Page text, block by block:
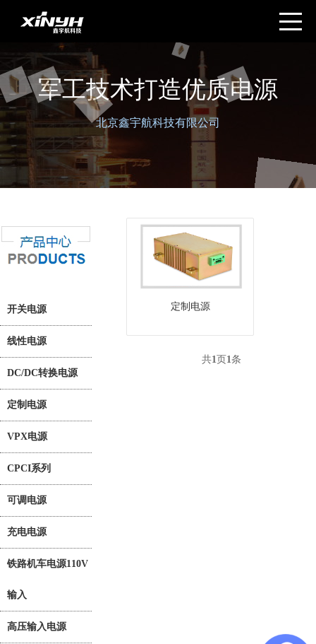
军工技术打造优质电源
北京鑫宇航科技有限公司
开关电源
线性电源
DC/DC转换电源
定制电源
VPX电源
CPCI系列
可调电源
充电电源
铁路机车电源110V
输入
高压输入电源
定制电源
共1页 1条